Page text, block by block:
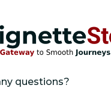
questions?